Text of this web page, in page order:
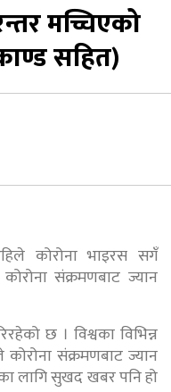
मच्चिएको
सहित)
कोरोना भाइरस सगँ
संक्रमणबाट ज्यान
छ । विश्वका विभिन्न
संक्रमणबाट ज्यान
लागि सुखद खबर पनि हो